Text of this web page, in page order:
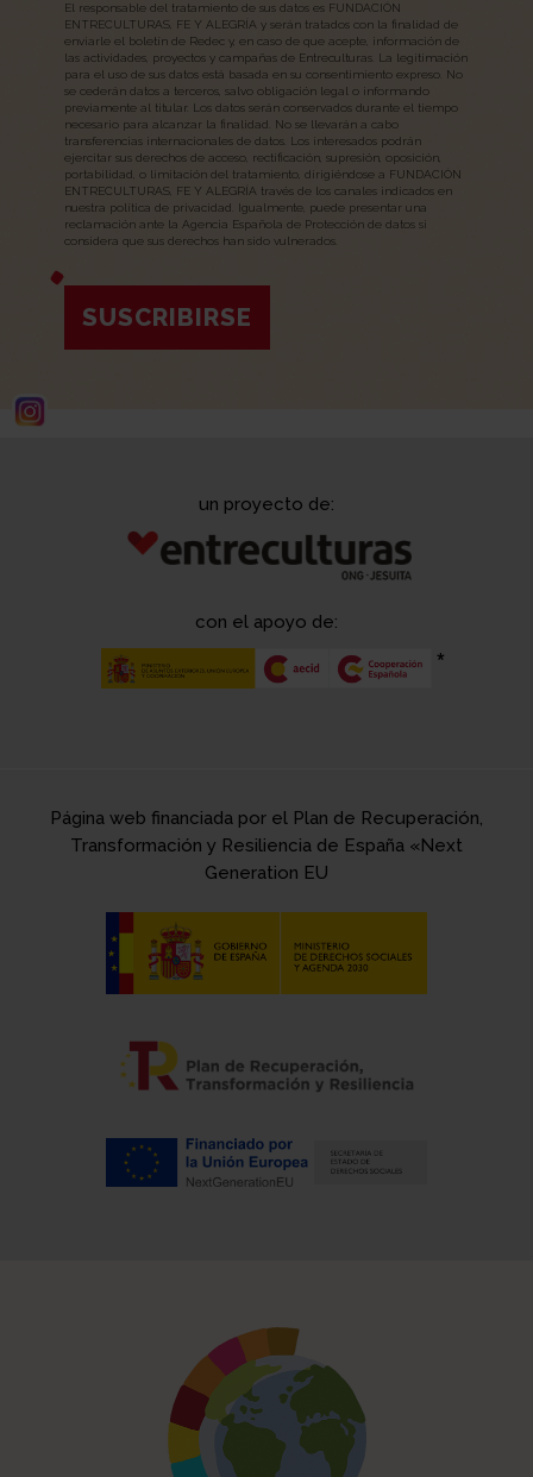
El responsable del tratamiento de sus datos es FUNDACIÓN
ENTRECULTURAS, FE Y ALEGRÍA y serán tratados con la finalidad de
enviarle el boletín de Redec y, en caso de que acepte, información de
las actividades, proyectos y campañas de Entreculturas. La legitimación
para el uso de sus datos está basada en su consentimiento expreso. No
se cederán datos a terceros, salvo obligación legal o informando
previamente al titular. Los datos serán conservados durante el tiempo
necesario para alcanzar la finalidad. No se llevarán a cabo
transferencias internacionales de datos. Los interesados podrán
ejercitar sus derechos de acceso, rectificación, supresión, oposición,
portabilidad, o limitación del tratamiento, dirigiéndose a FUNDACIÓN
ENTRECULTURAS, FE Y ALEGRÍA través de los canales indicados en
nuestra política de privacidad. Igualmente, puede presentar una
reclamación ante la Agencia Española de Protección de datos si
considera que sus derechos han sido vulnerados.
SUSCRIBIRSE
un proyecto de:
con el apoyo de:
Página web financiada por el Plan de Recuperación,
Transformación y Resiliencia de España «Next
Generation EU